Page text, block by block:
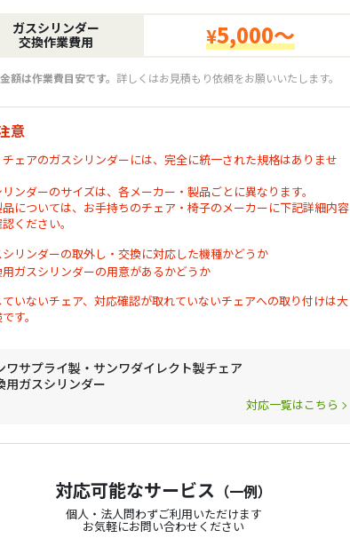
ガスシリンダー
交換作業費用
¥5,000～
額は作業費目安です。 詳しくはお見積もり依頼をお願いいたします。
意
ェアのガスシリンダーには、完全に統一された規格はありませ
ンダーのサイズは、各メーカー・製品ごとに異なります。
については、お手持ちのチェア・椅子のメーカーに下記詳細内容
ください。
リンダーの取外し・交換に対応した機種かどうか
ガスシリンダーの用意があるかどうか
いないチェア、対応確認が取れていないチェアへの取り付けは大
す。
ワサプライ製・サンワダイレクト製チェア
用ガスシリンダー
対応一覧はこちら
対応可能なサービス （一例）
個人・法人問わずご利用いただけます
お気軽にお問い合わせください